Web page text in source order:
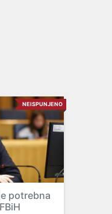
NEISPUNJENO
potrebna